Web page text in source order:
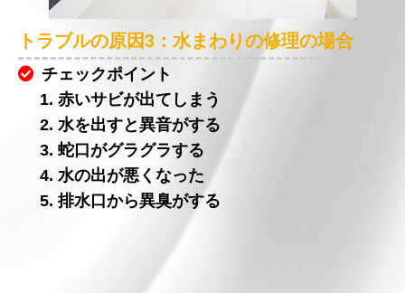
トラブルの原因3：水まわりの修理の場合
チェックポイント
1. 赤いサビが出てしまう
2. 水を出すと異音がする
3. 蛇口がグラグラする
4. 水の出が悪くなった
5. 排水口から異臭がする